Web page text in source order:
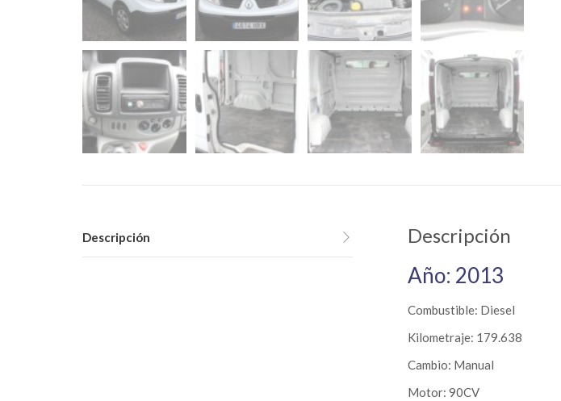
Descripción Descripción
Año: 2013
Combustible: Diesel
Kilometraje: 179.638
Cambio: Manual
Motor: 90CV